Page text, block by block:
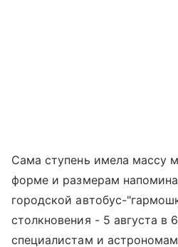
Сама ступень имела массу
форме и размерам
городской автобус-
столкновения - 5 августа в
специалистам и